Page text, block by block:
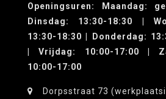
Openingsuren: Maandag:
Dinsdag: 13:30-18:30 |
13:30-18:30 | Donderdag:
| Vrijdag: 10:00-17:00 |
10:00-17:00
Dorpsstraat 73